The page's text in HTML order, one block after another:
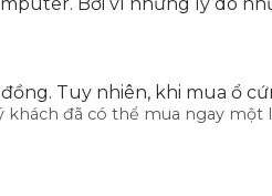
Tuy nhiên, khi mua ổ
đã có thể mua ngay một